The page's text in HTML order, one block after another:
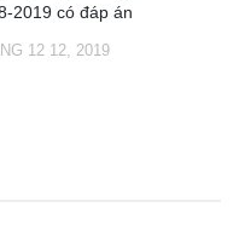
2019 có đáp án
12 12, 2019